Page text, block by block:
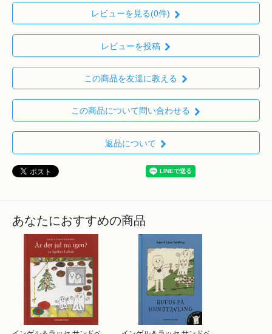
レビューを見る(0件)
レビューを投稿
この商品を友達に教える
この商品について問い合わせる
返品について
あなたにおすすめの商品